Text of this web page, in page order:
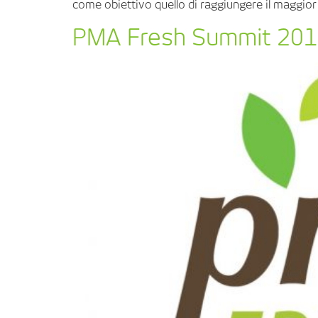
come obiettivo quello di raggiungere il
PMA Fresh Summit